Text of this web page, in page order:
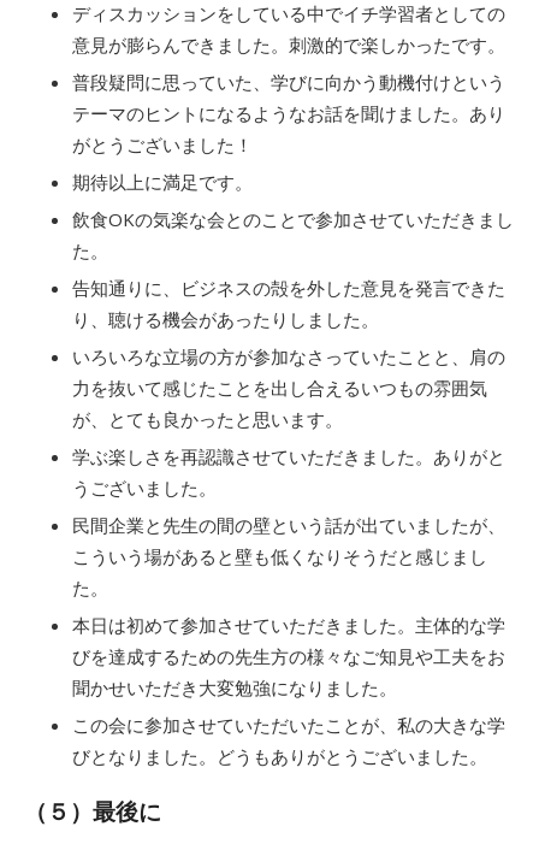
ディスカッションをしている中でイチ学習者としての
意見が膨らんできました。刺激的で楽しかったです。
普段疑問に思っていた、学びに向かう動機付けという
テーマのヒントになるようなお話を聞けました。あり
がとうございました！
期待以上に満足です。
飲食OKの気楽な会とのことで参加させていただきまし
た。
告知通りに、ビジネスの殻を外した意見を発言できた
り、聴ける機会があったりしました。
いろいろな立場の方が参加なさっていたことと、肩の
力を抜いて感じたことを出し合えるいつもの雰囲気
が、とても良かったと思います。
学ぶ楽しさを再認識させていただきました。ありがと
うございました。
民間企業と先生の間の壁という話が出ていましたが、
こういう場があると壁も低くなりそうだと感じまし
た。
本日は初めて参加させていただきました。主体的な学
びを達成するための先生方の様々なご知見や工夫をお
聞かせいただき大変勉強になりました。
この会に参加させていただいたことが、私の大きな学
びとなりました。どうもありがとうございました。
（５）最後に